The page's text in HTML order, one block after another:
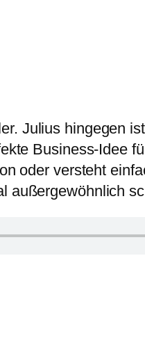
Julius hingegen
Business-Idee
oder versteht
außergewöhnlich